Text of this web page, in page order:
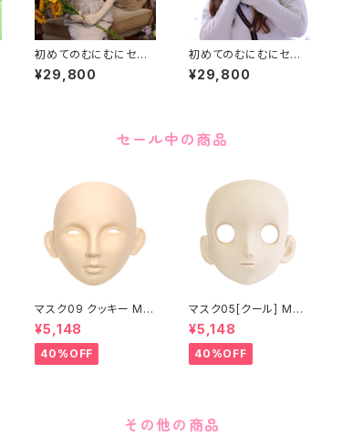
初めてのむにむにセット
KAWAII-68
¥29,800
初めてのむにむにセット
KAWAII-06
¥29,800
セール中の商品
マスク09 クッキー MA
SK09 “COOKIE”
¥5,148
40%OFF
マスク05[クール] MAS
K05[COOL]
¥5,148
40%OFF
その他の商品